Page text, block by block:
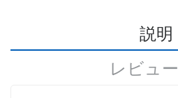
説明
レビュ